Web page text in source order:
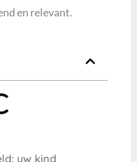
en relevant.
uw kind